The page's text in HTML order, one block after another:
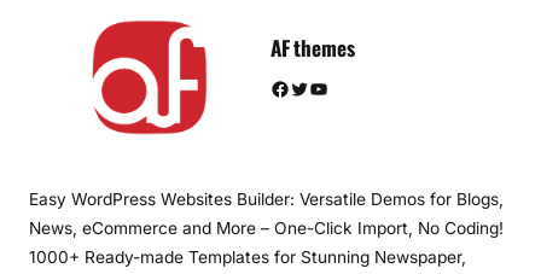
AF themes
Facebook Twitter YouTube
Easy WordPress Websites Builder: Versatile Demos for Blogs,
News, eCommerce and More – One-Click Import, No Coding!
1000+ Ready-made Templates for Stunning Newspaper,